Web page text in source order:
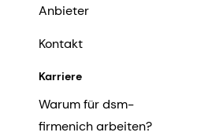
Anbieter
Kontakt
Karriere
Warum für dsm-
firmenich arbeiten?